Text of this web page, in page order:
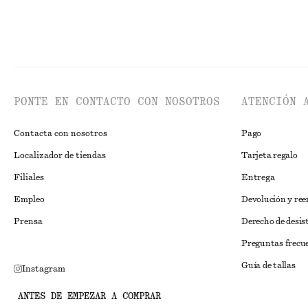
PONTE EN CONTACTO CON NOSOTROS
Contacta con nosotros
Localizador de tiendas
Filiales
Empleo
Prensa
Instagram
Pinterest
ATENCIÓN
Pago
Tarjeta regalo
Entrega
Devolución y
Derecho de
Preguntas
Guía de tallas
ANTES DE EMPEZAR A COMPRAR